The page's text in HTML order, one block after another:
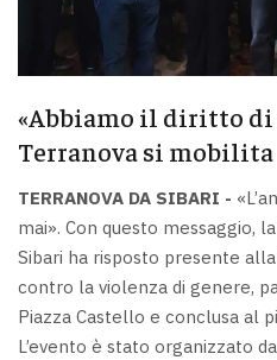
«Abbiamo il diritto di
Terranova si mobilita
TERRANOVA DA SIBARI -
mai». Con questo messaggio,
Sibari ha risposto presente
contro la violenza di genere,
Piazza Castello e conclusa al
L’evento è stato organizzato